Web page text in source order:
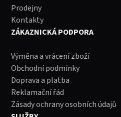
Prodejny
Kontakty
ZÁKAZNICKÁ PODPORA
Výměna a vrácení zboží
Obchodní podmínky
Doprava a platba
Reklamační řád
Zásady ochrany osobních údajů